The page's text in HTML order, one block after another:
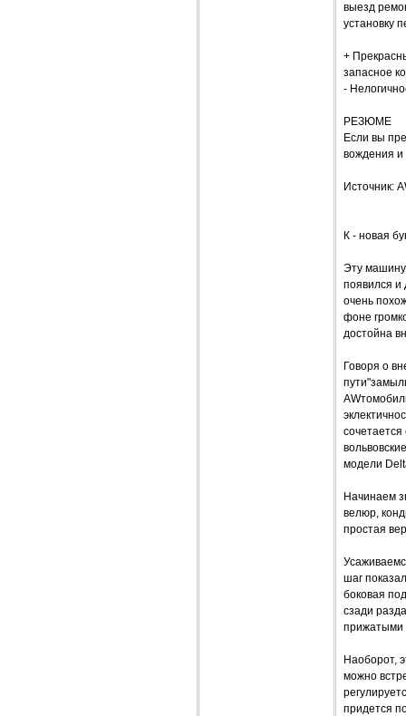
выезд
установку
+
запасное
-
РЕЗЮМЕ
Если вы
вождения и
Источник:
К - новая
Эту машину
появился и
очень
фоне
достойна
Говоря о
модели
Начинаем
велюр,
простая
шаг
боковая
сзади
прижатыми
Наоборот,
можно
придется